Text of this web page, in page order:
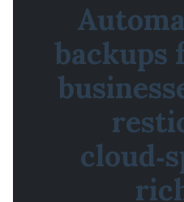
backups